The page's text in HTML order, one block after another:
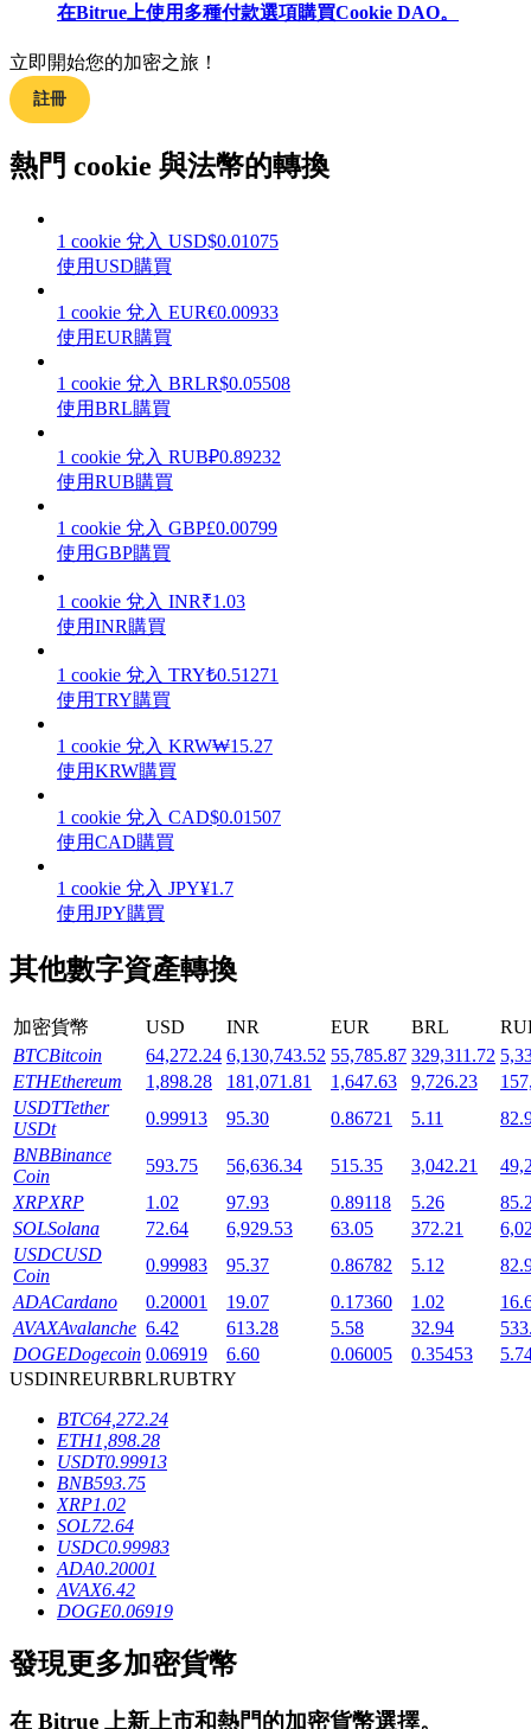
交易策略
學習如何保持盈利
使您的資產穩定增值
一鍵質押鎖定高收益
Launchpool
活期質押獲得熱門資產
鎖倉BTR
輕鬆獲得多重福利
借貸寶
借貸數字貨幣，及時且安全的服務
在Bitrue上使用多種付款選項購買Cookie DAO。
立即開始您的加密之旅！
註冊
熱門 cookie 與法幣的轉換
1 cookie 兌入 USD$0.01075
使用USD購買
1 cookie 兌入 EUR€0.00933
使用EUR購買
1 cookie 兌入 BRLR$0.05508
使用BRL購買
1 cookie 兌入 RUB₽0.89232
使用RUB購買
1 cookie 兌入 GBP£0.00799
使用GBP購買
1 cookie 兌入 INR₹1.03
使用INR購買
1 cookie 兌入 TRY₺0.51271
使用TRY購買
1 cookie 兌入 KRW₩15.27
使用KRW購買
1 cookie 兌入 CAD$0.01507
使用CAD購買
1 cookie 兌入 JPY¥1.7
使用JPY購買
其他數字資產轉換
加密貨幣 USD INR EUR BRL
BTCBitcoin 64,272.24 6,130,743.52 55,785.87 329,311.72
ETHEthereum 1,898.28 181,071.81 1,647.63 9,726.23
USDTTether
USDt
0.99913 95.30 0.86721 5.11
BNBBinance
Coin
593.75 56,636.34 515.35 3,042.21
XRPXRP 1.02 97.93 0.89118 5.26
SOLSolana 72.64 6,929.53 63.05 372.21
USDCUSD
Coin
0.99983 95.37 0.86782 5.12
ADACardano 0.20001 19.07 0.17360 1.02
AVAXAvalanche 6.42 613.28 5.58 32.94
DOGEDogecoin 0.06919 6.60 0.06005 0.35453
USDINREURBRLRUBTRY
BTC64,272.24
ETH1,898.28
USDT0.99913
BNB593.75
XRP1.02
SOL72.64
USDC0.99983
ADA0.20001
AVAX6.42
DOGE0.06919
發現更多加密貨幣
在 Bitrue 上新上市和熱門的加密貨幣選擇。